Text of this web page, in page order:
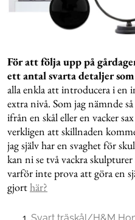
För att följa upp på
ett antal svarta detaljer
alla enkla att introducera i
extra nivå. Som jag nämnde
ifrån en skål eller en vacker
verkligen att skillnaden
jag själv har en svaghet för
kan ni se två vackra
varför inte prova att göra en
gjorthär?